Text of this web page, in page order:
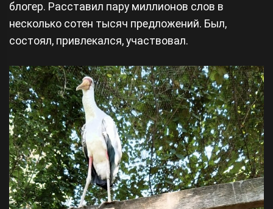
блогер. Расставил пару миллионов слов в
несколько сотен тысяч предложений. Был,
состоял, привлекался, участвовал.